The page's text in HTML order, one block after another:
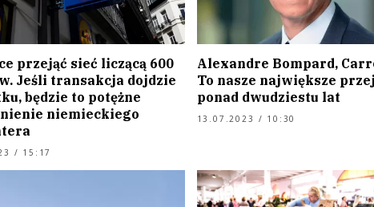
przejąć sieć liczącą 600
Jeśli transakcja dojdzie
będzie to potężne
niemieckiego
/ 15:17
Alexandre Bompard,
To nasze największe
ponad dwudziestu lat
13.07.2023 / 10:30